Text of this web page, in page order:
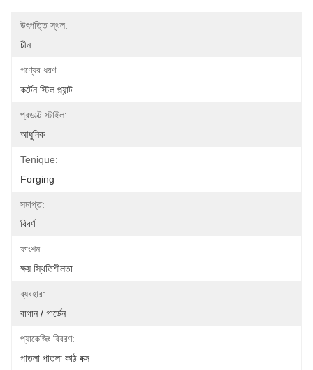
উৎপত্তি স্থল:
চীন
পণ্যের ধরণ:
কর্টেন স্টিল প্ল্যান্ট
প্রডাক্ট স্টাইল:
আধুনিক
Tenique:
Forging
সমাপ্ত:
বিবর্ণ
ফাংশন:
ক্ষয় স্থিতিশীলতা
ব্যবহার:
বাগান / গার্ডেন
প্যাকেজিং বিবরণ:
পাতলা পাতলা কাঠ বক্স